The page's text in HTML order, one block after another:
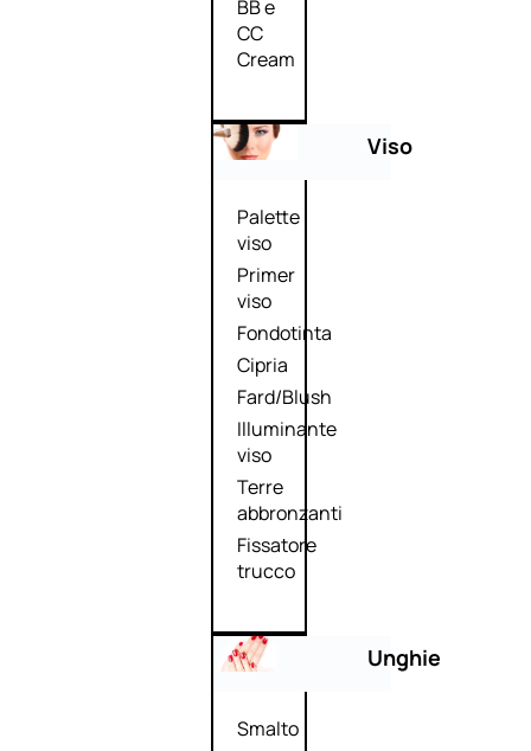
BB e
CC
Cream
Viso
Palette
viso
Primer
viso
Fondotinta
Cipria
Fard/Blush
Illuminante
viso
Terre
abbronzanti
Fissatore
trucco
Unghie
Smalto